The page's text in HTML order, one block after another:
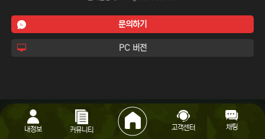
문의하기
PC 버전
내정보 커뮤니티 고객센터 채팅